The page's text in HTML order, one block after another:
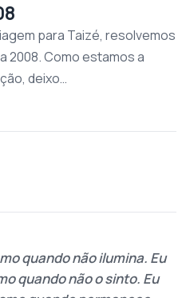
para Taizé, resolvemos
2008. Como estamos a
deixo…
quando não ilumina. Eu
quando não o sinto. Eu